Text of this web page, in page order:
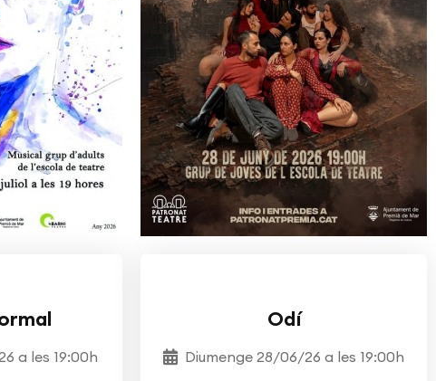
a les 19:00h
Odí
Diumenge 28/06/26 a les 19:00h